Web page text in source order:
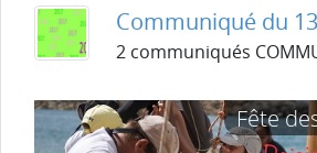
Communiqué du
2 communiqués